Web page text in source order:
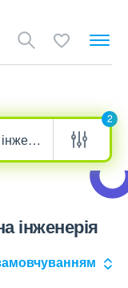
2
інженерія